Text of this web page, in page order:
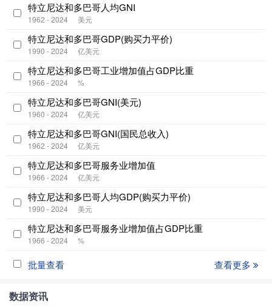
特立尼达和多巴哥人均GNI
1962 - 2024 美元
特立尼达和多巴哥GDP(购买力平价)
1990 - 2024 亿美元
特立尼达和多巴哥工业增加值占GDP比重
1966 - 2024 %
特立尼达和多巴哥GNI(美元)
1960 - 2024 亿美元
特立尼达和多巴哥GNI(国民总收入)
1962 - 2024 亿美元
特立尼达和多巴哥服务业增加值
1966 - 2024 亿美元
特立尼达和多巴哥人均GDP(购买力平价)
1990 - 2024 美元
特立尼达和多巴哥服务业增加值占GDP比重
1966 - 2024 %
批量查看 查看更多
数据资讯